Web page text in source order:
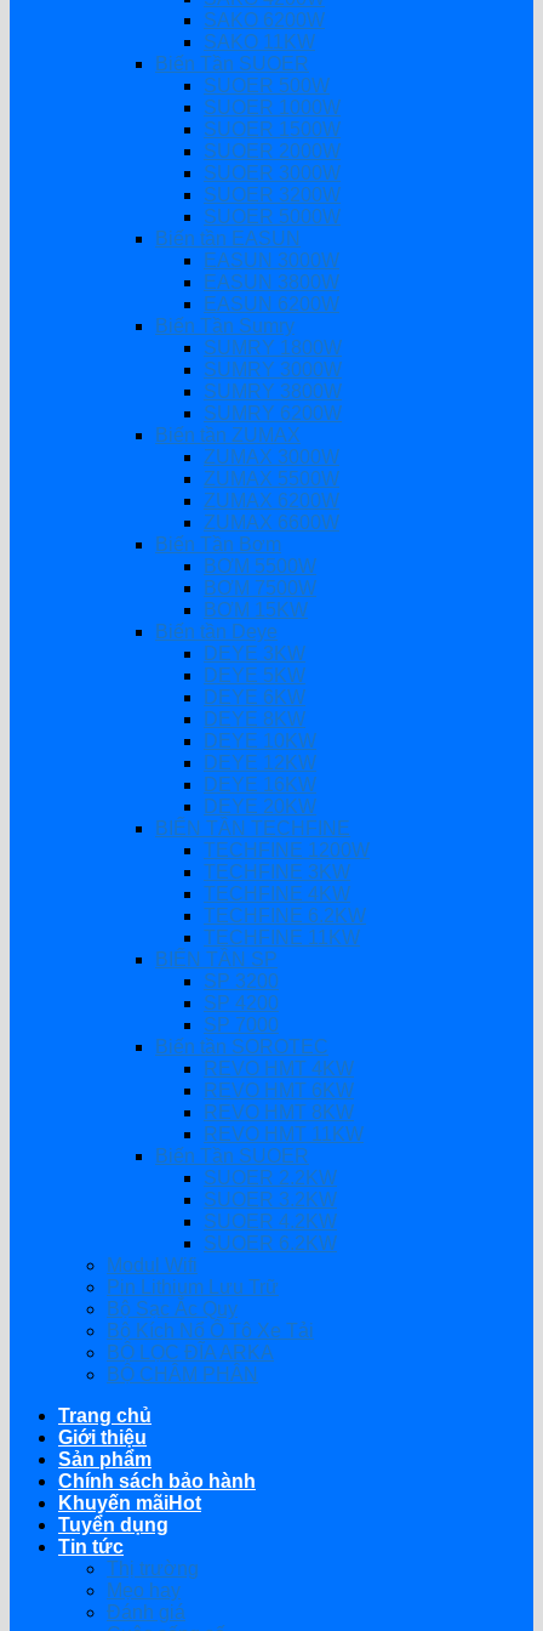
SAKO 6200W
SAKO 11KW
Biến Tần SUOER
SUOER 500W
SUOER 1000W
SUOER 1500W
SUOER 2000W
SUOER 3000W
SUOER 3200W
SUOER 5000W
Biến tần EASUN
EASUN 3000W
EASUN 3800W
EASUN 6200W
Biến Tần Sumry
SUMRY 1800W
SUMRY 3000W
SUMRY 3800W
SUMRY 6200W
Biến tần ZUMAX
ZUMAX 3000W
ZUMAX 5500W
ZUMAX 6200W
ZUMAX 6600W
Biến Tần Bơm
BƠM 5500W
BƠM 7500W
BƠM 15KW
Biến tần Deye
DEYE 3KW
DEYE 5KW
DEYE 6KW
DEYE 8KW
DEYE 10KW
DEYE 12KW
DEYE 16KW
DEYE 20KW
BIẾN TẦN TECHFINE
TECHFINE 1200W
TECHFINE 3KW
TECHFINE 4KW
TECHFINE 6.2KW
TECHFINE 11KW
BIẾN TẦN SP
SP 3200
SP 4200
SP 7000
Biến tần SOROTEC
REVO HMT 4KW
REVO HMT 6KW
REVO HMT 8KW
REVO HMT 11KW
Biến Tần SUOER
SUOER 2.2KW
SUOER 3.2KW
SUOER 4.2KW
SUOER 6.2KW
Modul Wifi
Pin Lithium Lưu Trữ
Bộ Sạc Ắc Quy
Bộ Kích Nổ Ô Tô Xe Tải
BỘ LỌC ĐĨA ARKA
BỘ CHÂM PHÂN
Trang chủ
Giới thiệu
Sản phẩm
Chính sách bảo hành
Khuyến mãi
Tuyển dụng
Tin tức
Thị trường
Mẹo hay
Đánh giá